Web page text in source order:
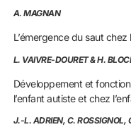
A. MAGNAN
L’émergence du saut chez
L. VAIVRE-DOURET & H.
Développement et
l’enfant autiste et chez
J.-L. ADRIEN, C. ROSSIGNOL,